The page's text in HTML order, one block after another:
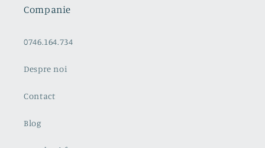
Companie
0746.164.734
Despre noi
Contact
Blog